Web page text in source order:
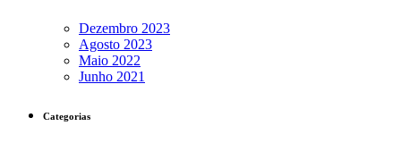
Dezembro 2023
Agosto 2023
Maio 2022
Junho 2021
Categorias